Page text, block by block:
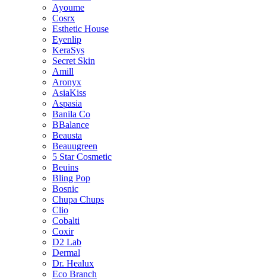
Ayoume
Cosrx
Esthetic House
Eyenlip
KeraSys
Secret Skin
Amill
Aronyx
AsiaKiss
Aspasia
Banila Co
BBalance
Beausta
Beauugreen
5 Star Cosmetic
Beuins
Bling Pop
Bosnic
Chupa Chups
Clio
Cobalti
Coxir
D2 Lab
Dermal
Dr. Healux
Eco Branch